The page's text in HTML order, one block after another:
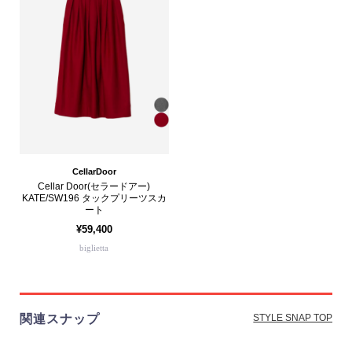
CellarDoor
Cellar Door(セラードアー)
KATE/SW196 タックプリーツスカ
ート
¥59,400
biglietta
関連スナップ STYLE SNAP TOP